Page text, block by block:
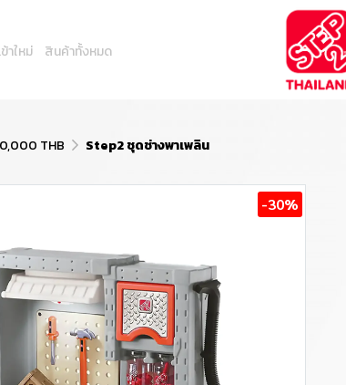
าใหม่ สินค้าทั้งหมด
THB Step2 ชุดช่างพาเพลิน
-30%